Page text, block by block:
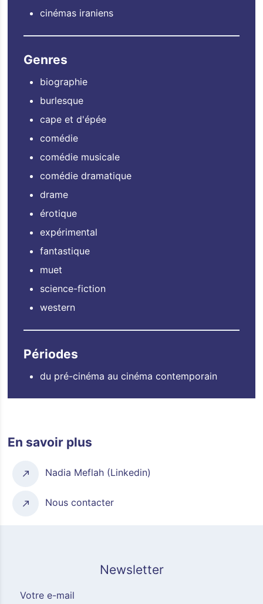
cinémas iraniens
Genres
biographie
burlesque
cape et d'épée
comédie
comédie musicale
comédie dramatique
drame
érotique
expérimental
fantastique
muet
science-fiction
western
Périodes
du pré-cinéma au cinéma contemporain
En savoir plus
Nadia Meflah (Linkedin)
Nous contacter
Newsletter